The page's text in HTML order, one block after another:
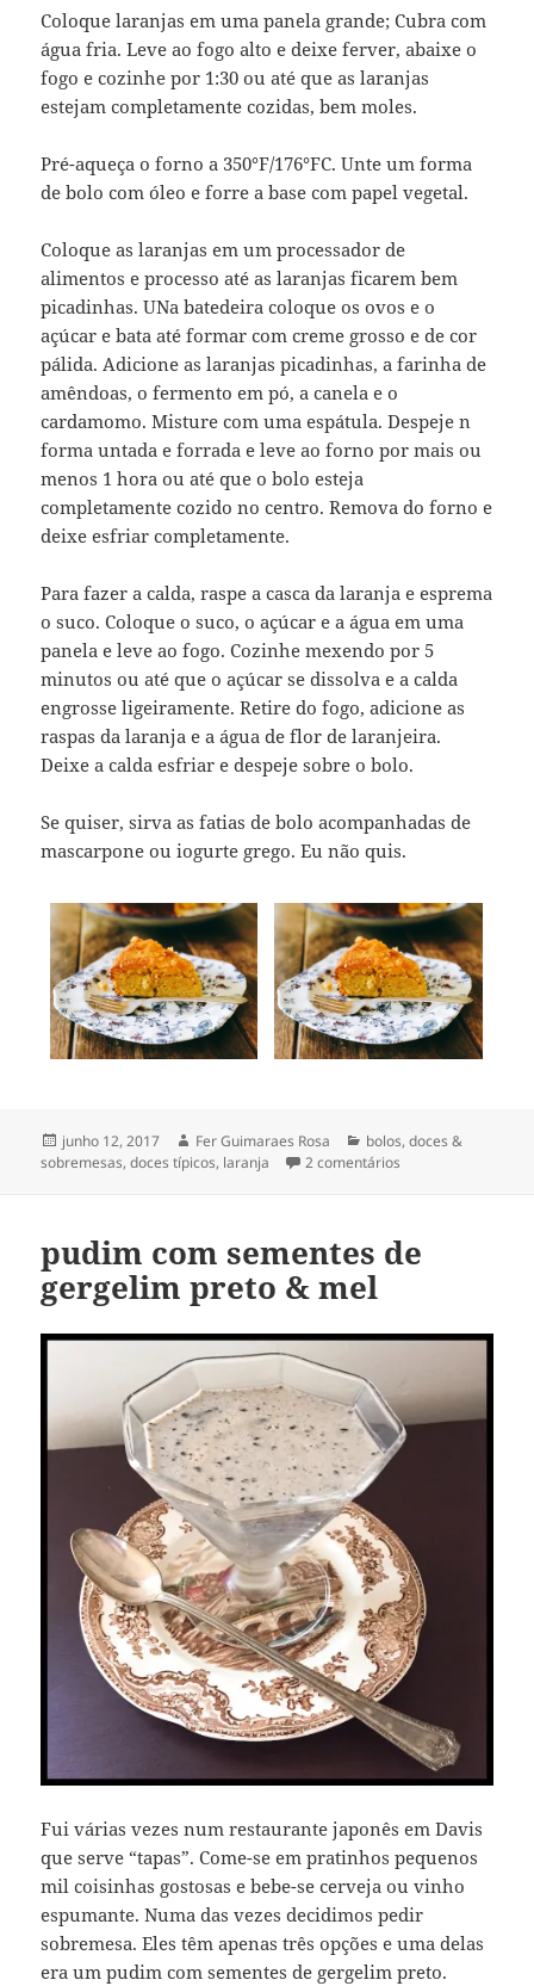
Coloque laranjas em uma panela grande; Cubra com
água fria. Leve ao fogo alto e deixe ferver, abaixe o
fogo e cozinhe por 1:30 ou até que as laranjas
estejam completamente cozidas, bem moles.
Pré-aqueça o forno a 350°F/176°FC. Unte um forma
de bolo com óleo e forre a base com papel vegetal.
Coloque as laranjas em um processador de
alimentos e processo até as laranjas ficarem bem
picadinhas. UNa batedeira coloque os ovos e o
açúcar e bata até formar com creme grosso e de cor
pálida. Adicione as laranjas picadinhas, a farinha de
amêndoas, o fermento em pó, a canela e o
cardamomo. Misture com uma espátula. Despeje n
forma untada e forrada e leve ao forno por mais ou
menos 1 hora ou até que o bolo esteja
completamente cozido no centro. Remova do forno e
deixe esfriar completamente.
Para fazer a calda, raspe a casca da laranja e esprema
o suco. Coloque o suco, o açúcar e a água em uma
panela e leve ao fogo. Cozinhe mexendo por 5
minutos ou até que o açúcar se dissolva e a calda
engrosse ligeiramente. Retire do fogo, adicione as
raspas da laranja e a água de flor de laranjeira.
Deixe a calda esfriar e despeje sobre o bolo.
Se quiser, sirva as fatias de bolo acompanhadas de
mascarpone ou iogurte grego. Eu não quis.
Publicado
em
junho 12, 2017 Autor
Fer Guimaraes Rosa Categorias
bolos,doces &
sobremesas,doces típicos, laranja 2 comentários
pudim com sementes de
gergelim preto & mel
Fui várias vezes num restaurante japonês em Davis
que serve “tapas”. Come-se em pratinhos pequenos
mil coisinhas gostosas e bebe-se cerveja ou vinho
espumante. Numa das vezes decidimos pedir
sobremesa. Eles têm apenas três opções e uma delas
era um pudim com sementes de gergelim preto.